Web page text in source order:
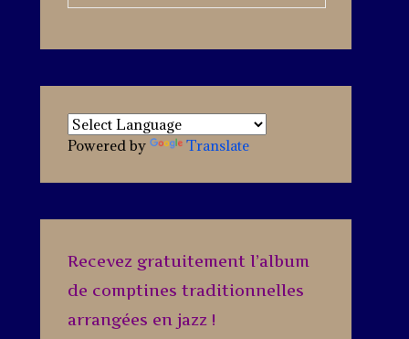
Powered by Translate
Recevez gratuitement l’album
de comptines traditionnelles
arrangées en jazz !